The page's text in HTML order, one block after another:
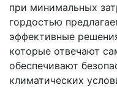
при минимальных
гордостью
эффективные
которые отвечают
обеспечивают
климатических